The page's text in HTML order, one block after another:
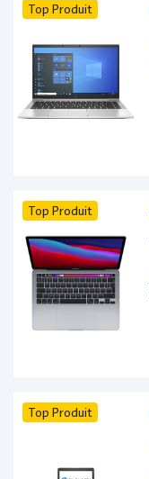
Top Produit
Top Produit
Top Produit